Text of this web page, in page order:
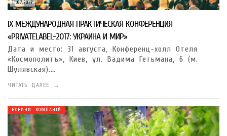
11.07.2017
IX МЕЖДУНАРОДНАЯ ПРАКТИЧЕСКАЯ КОНФЕРЕНЦИЯ
«PRIVATELABEL-2017: УКРАИНА И МИР»
Дата и место: 31 августа, Конференц-холл Отеля
«Космополитъ», Киев, ул. Вадима Гетьмана, 6 (м.
Шулявская).…
ЧИТАТЬ ДАЛЕЕ →
НОВИНИ КОМПАНІЙ